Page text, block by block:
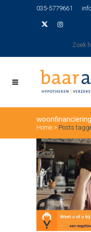
035-5779661
Home > Posts